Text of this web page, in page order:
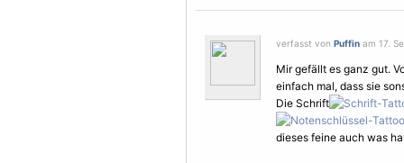
verfasst von Puffin am 17.
Mir gefällt es ganz gut.
einfach mal, dass sie
Die Schrift
dieses feine auch was